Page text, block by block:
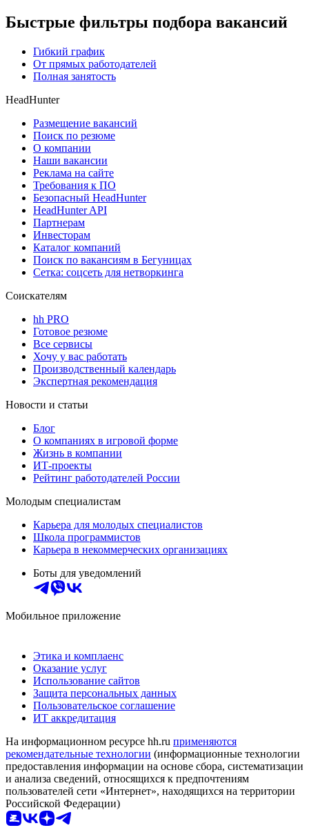
Быстрые фильтры подбора вакансий
Гибкий график
От прямых работодателей
Полная занятость
HeadHunter
Размещение вакансий
Поиск по резюме
О компании
Наши вакансии
Реклама на сайте
Требования к ПО
Безопасный HeadHunter
HeadHunter API
Партнерам
Инвесторам
Каталог компаний
Поиск по вакансиям в Бегуницах
Сетка: соцсеть для нетворкинга
Соискателям
hh PRO
Готовое резюме
Все сервисы
Хочу у вас работать
Производственный календарь
Экспертная рекомендация
Новости и статьи
Блог
О компаниях в игровой форме
Жизнь в компании
ИТ-проекты
Рейтинг работодателей России
Молодым специалистам
Карьера для молодых специалистов
Школа программистов
Карьера в некоммерческих организациях
Боты для уведомлений
Мобильное приложение
Этика и комплаенс
Оказание услуг
Использование сайтов
Защита персональных данных
Пользовательское соглашение
ИТ аккредитация
На информационном ресурсе hh.ru применяются
рекомендательные технологии (информационные технологии
предоставления информации на основе сбора, систематизации
и анализа сведений, относящихся к предпочтениям
пользователей сети «Интернет», находящихся на территории
Российской Федерации)